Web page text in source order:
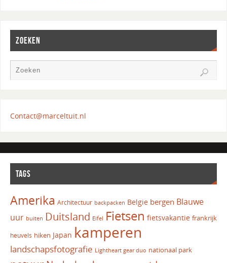
ZOEKEN
Contact@marceltuit.nl
TAGS
Amerika Architectuur backpacken Belgie bergen Blauwe
uur buiten Duitsland Eifel Fietsen fietsvakantie frankrijk
heuvels hiken Japan kamperen
landschapsfotografie Lightheart gear duo nationaal park